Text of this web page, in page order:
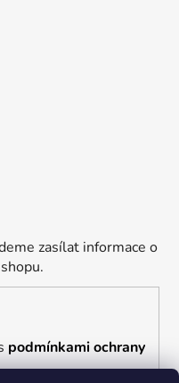
zasílat informace o
podmínkami ochrany